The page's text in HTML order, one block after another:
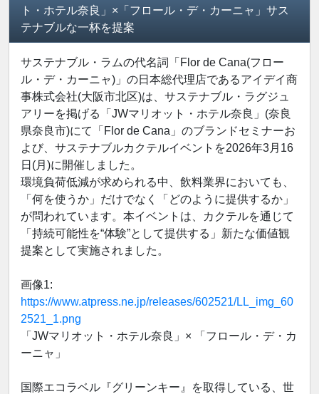
ト・ホテル奈良」×「フロール・デ・カーニャ」サス
テナブルな一杯を提案
サステナブル・ラムの代名詞「Flor de Cana(フロー
ル・デ・カーニャ)」の日本総代理店であるアイデイ商
事株式会社(大阪市北区)は、サステナブル・ラグジュ
アリーを掲げる「JWマリオット・ホテル奈良」(奈良
県奈良市)にて「Flor de Cana」のブランドセミナーお
よび、サステナブルカクテルイベントを2026年3月16
日(月)に開催しました。
環境負荷低減が求められる中、飲料業界においても、
「何を使うか」だけでなく「どのように提供するか」
が問われています。本イベントは、カクテルを通じて
「持続可能性を“体験”として提供する」新たな価値観
提案として実施されました。
画像1:
https://www.atpress.ne.jp/releases/602521/LL_img_60
2521_1.png
「JWマリオット・ホテル奈良」× 「フロール・デ・カ
ーニャ」
国際エコラベル『グリーンキー』を取得している、世